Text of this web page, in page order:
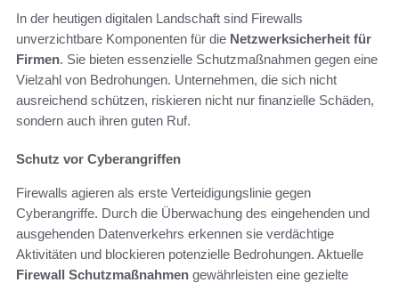
In der heutigen digitalen Landschaft sind Firewalls
unverzichtbare Komponenten für die Netzwerksicherheit für
Firmen. Sie bieten essenzielle Schutzmaßnahmen gegen eine
Vielzahl von Bedrohungen. Unternehmen, die sich nicht
ausreichend schützen, riskieren nicht nur finanzielle Schäden,
sondern auch ihren guten Ruf.
Schutz vor Cyberangriffen
Firewalls agieren als erste Verteidigungslinie gegen
Cyberangriffe. Durch die Überwachung des eingehenden und
ausgehenden Datenverkehrs erkennen sie verdächtige
Aktivitäten und blockieren potenzielle Bedrohungen. Aktuelle
Firewall Schutzmaßnahmen gewährleisten eine gezielte